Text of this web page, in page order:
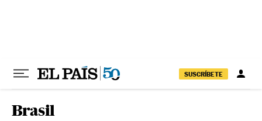
SUSCRÍBETE
Brasil